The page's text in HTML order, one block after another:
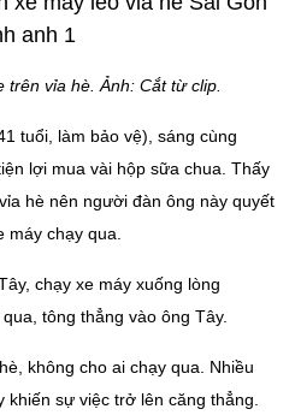
vỉa hè. Ảnh: Cắt từ clip.
tuổi, làm bảo vệ), sáng cùng
lợi mua vài hộp sữa chua. Thấy
hè nên người đàn ông này quyết
chạy qua.
chạy xe máy xuống lòng
tông thẳng vào ông Tây.
không cho ai chạy qua. Nhiều
sự việc trở lên căng thẳng.